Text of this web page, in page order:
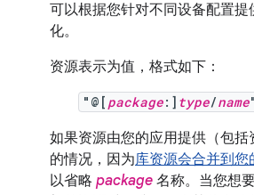
可以根据您针对不同设备配置提
化。
资源表示为值，格式如下：
"@[ package:] type/name"
如果资源由您的应用提供（包
的情况，因为库资源会合并到您
以省略 package 名称。当您想